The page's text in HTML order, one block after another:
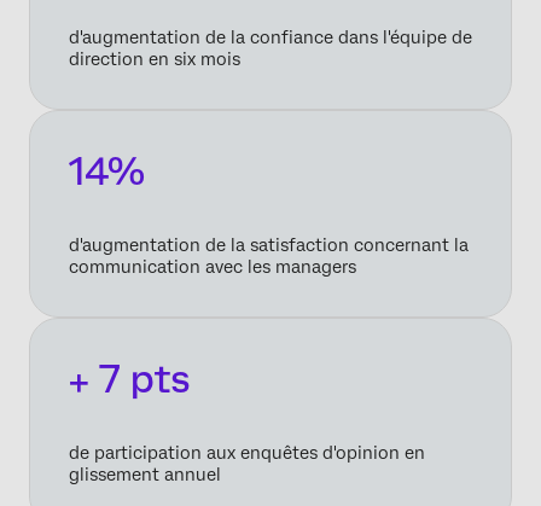
d'augmentation de la confiance dans l'équipe de
direction en six mois
14%
d'augmentation de la satisfaction concernant la
communication avec les managers
+ 7 pts
de participation aux enquêtes d'opinion en
glissement annuel